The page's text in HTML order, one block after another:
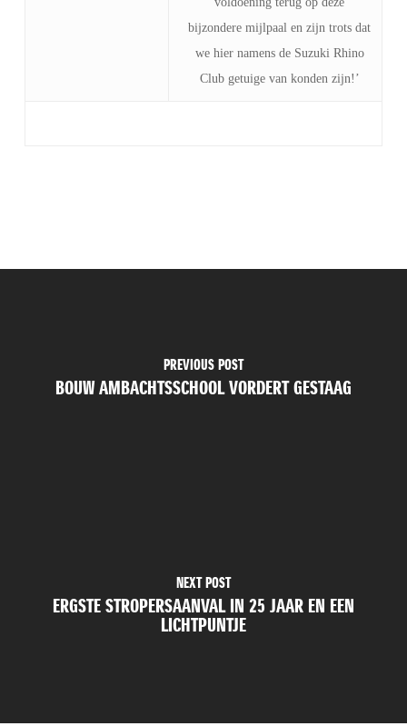
bijzondere mijlpaal en zijn trots dat
we hier namens de Suzuki Rhino
Club getuige van konden zijn!’
PREVIOUS POST
BOUW AMBACHTSSCHOOL VORDERT GESTAAG
NEXT POST
ERGSTE STROPERSAANVAL IN 25 JAAR EN EEN
LICHTPUNTJE